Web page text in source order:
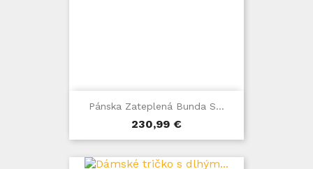
Pánska Zateplená Bunda S...
Cena
230,99 €